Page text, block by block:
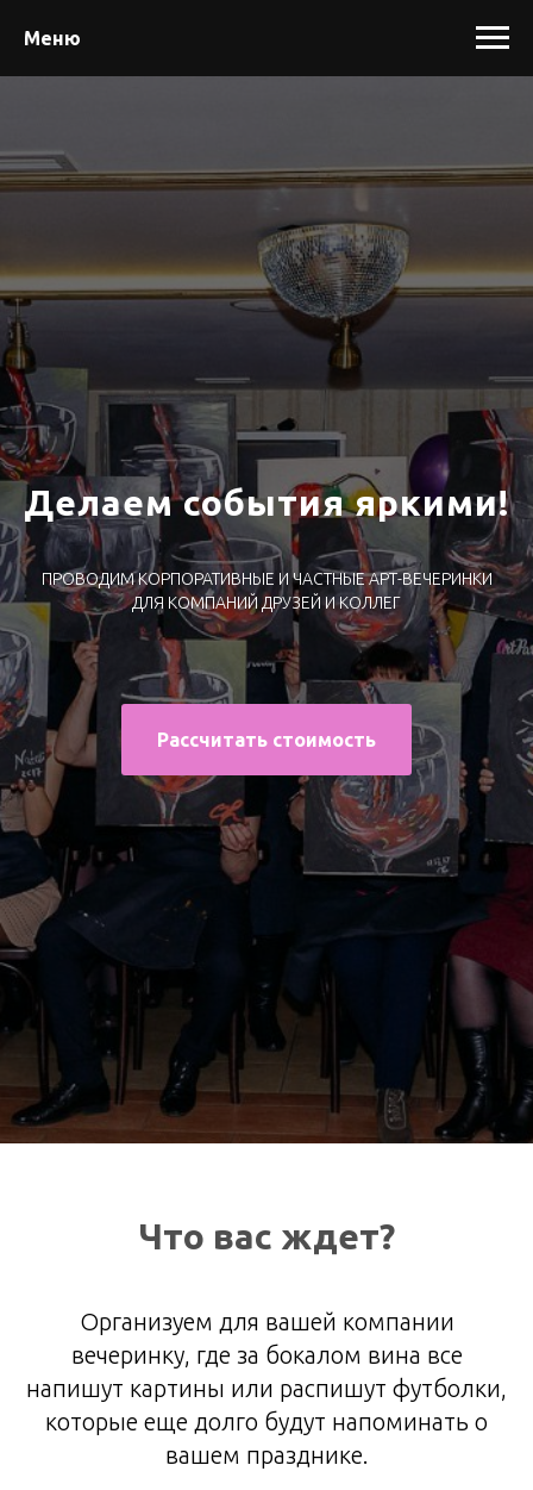
Меню
Делаем события яркими!
ПРОВОДИМ КОРПОРАТИВНЫЕ И ЧАСТНЫЕ АРТ-ВЕЧЕРИНКИ
ДЛЯ КОМПАНИЙ ДРУЗЕЙ И КОЛЛЕГ
Рассчитать стоимость
Что вас ждет?
Организуем для вашей компании
вечеринку, где за бокалом вина все
напишут картины или распишут футболки,
которые еще долго будут напоминать о
вашем празднике.